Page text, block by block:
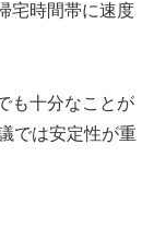
宅時間帯に速度
も十分なことが
では安定性が重